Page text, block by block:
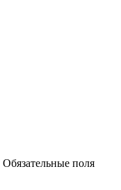
Обязательные поля